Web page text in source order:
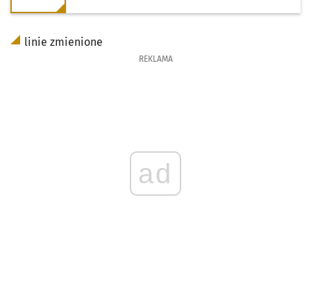
linie zmienione
REKLAMA
ad